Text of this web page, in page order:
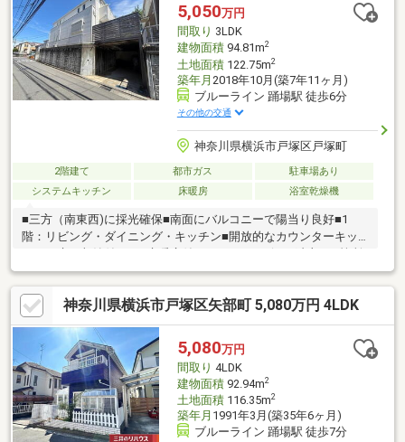
5,050万円
間取り 3LDK
建物面積94.81m2
土地面積122.75m2
築年月 2018年10月(築7年11ヶ月)
ブルーライン 踊場駅 徒歩6分
その他の交通
神奈川県横浜市戸塚区戸塚町
2階建て 都市ガス
駐車場あり
システムキッチン
床暖房 浴室乾燥機
■三方（南東西)に採光確保■南面にバルコニーで陽当り良好■1
階：リビング・ダイニング・キッチン■開放的なカウンターキッ
の収納スペース■ゆったりした約8.1帖の主寝室■各居室に収納有■
玄関にベビーカーなど置けるスペース有■上下階にトイレ有■ペア
ガラス仕様■シャッター雨戸付き■耐震等級3（新築時:フラット
35S取得）■2018年築 セミオーダー住宅（分譲:横浜建物）２方向
の道路に面して明るく開放感が魅力的です。「ウッドデッキ」を
設けて空間を活かして有効スペースを確保しております。お気軽
にご内覧可能です。
神奈川県横浜市戸塚区矢部町 5,080万円 4LDK
5,080万円
間取り 4LDK
建物面積92.94m2
土地面積116.35m2
築年月 1991年3月(築35年6ヶ月)
ブルーライン 踊場駅 徒歩7分